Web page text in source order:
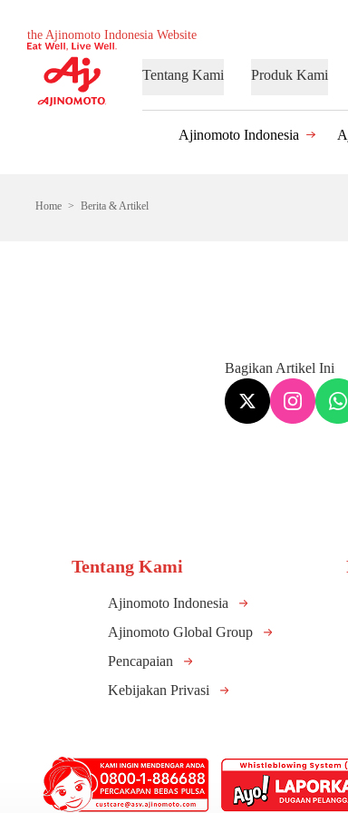
the Ajinomoto Indonesia Website
Tentang Kami Produk Kami
Ajinomoto Indonesia
Home Berita & Artikel
Bagikan Artikel Ini
Tentang Kami
Ajinomoto Indonesia
Ajinomoto Global Group
Pencapaian
Kebijakan Privasi